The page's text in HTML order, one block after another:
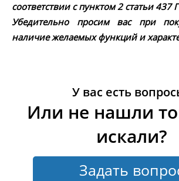
соответствии с пунктом 2 статьи 437
Убедительно просим вас при
наличие желаемых функций и
У вас есть
Или не нашли
искали?
Задать